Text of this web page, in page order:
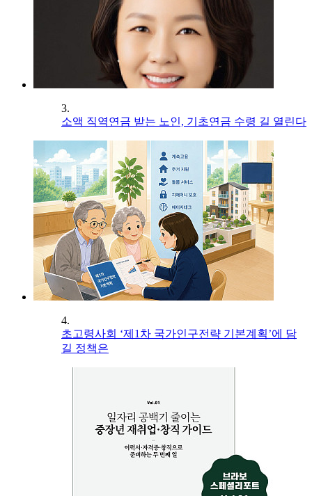
3.
소액 직역연금 받는 노인, 기초연금 수령 길 열린다
4.
초고령사회 ‘제1차 국가인구전략 기본계획’에 담
길 정책은